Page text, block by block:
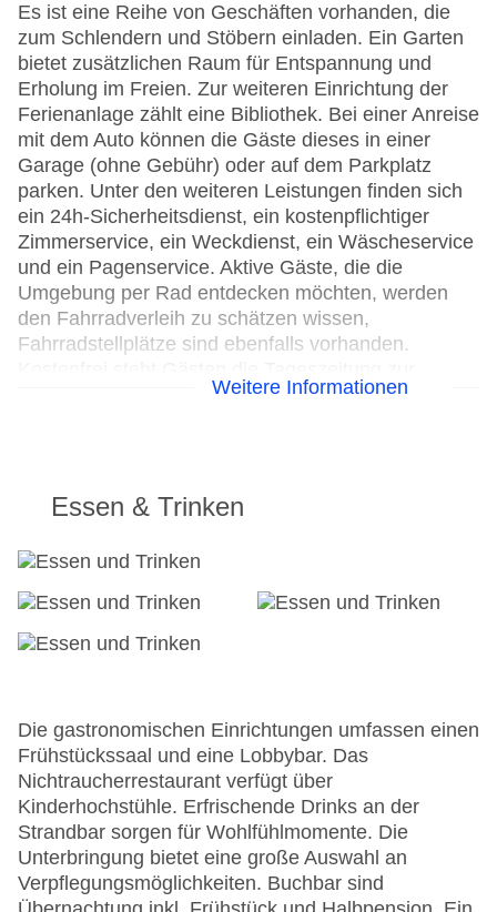
Es ist eine Reihe von Geschäften vorhanden, die
zum Schlendern und Stöbern einladen. Ein Garten
bietet zusätzlichen Raum für Entspannung und
Erholung im Freien. Zur weiteren Einrichtung der
Ferienanlage zählt eine Bibliothek. Bei einer Anreise
mit dem Auto können die Gäste dieses in einer
Garage (ohne Gebühr) oder auf dem Parkplatz
parken. Unter den weiteren Leistungen finden sich
ein 24h-Sicherheitsdienst, ein kostenpflichtiger
Zimmerservice, ein Weckdienst, ein Wäscheservice
und ein Pagenservice. Aktive Gäste, die die
Umgebung per Rad entdecken möchten, werden
den Fahrradverleih zu schätzen wissen,
Fahrradstellplätze sind ebenfalls vorhanden.
Verfügung. Im Geschäftsbereich (Business-Center)
24h Rezeption
Parkplatz
Check-out bis: 12:00:00
Konferenzraum
Garten
WLAN/WiFi im Hotel
Letzte umfassende Renovierung: 2014
Lift
Anzahl der Konferenzräume: 1
Anzahl der Aufzüge: 1
Rezeption
Zimmerservice: gegen Gebühr
Sonnenterrasse
Weitere Informationen
Essen & Trinken
Die gastronomischen Einrichtungen umfassen einen
Frühstückssaal und eine Lobbybar. Das
Nichtraucherrestaurant verfügt über
Kinderhochstühle. Erfrischende Drinks an der
Strandbar sorgen für Wohlfühlmomente. Die
Unterbringung bietet eine große Auswahl an
Verpflegungsmöglichkeiten. Buchbar sind